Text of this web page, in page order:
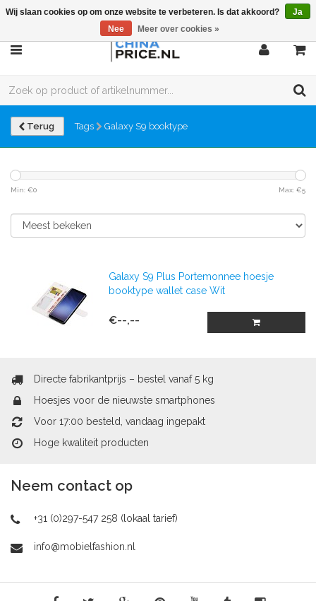
Terug Tags Galaxy S9 booktype
Min: €0 Max: €5
Galaxy S9 Plus Portemonnee hoesje
booktype wallet case Wit
€--,--
Directe fabrikantprijs – bestel vanaf 5 kg
Hoesjes voor de nieuwste smartphones
Voor 17:00 besteld, vandaag ingepakt
Hoge kwaliteit producten
Neem contact op
+31 (0)297-547 258 (lokaal tarief)
info@mobielfashion.nl
Wij slaan cookies op om onze website te verbeteren. Is dat akkoord?
Ja
Nee
Meer over cookies »